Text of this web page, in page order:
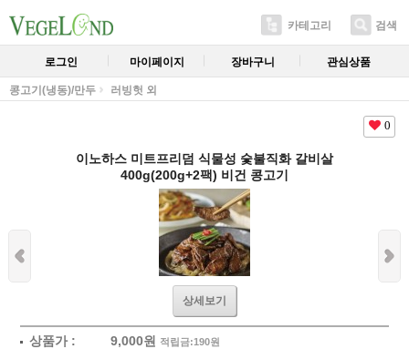
카테고리 검색
로그인 마이페이지 장바구니 관심상품
콩고기(냉동)/만두 러빙헛 외
0
이노하스 미트프리덤 식물성 숯불직화 갈비살
400g(200g+2팩) 비건 콩고기
상세보기
상품가 : 9,000원 적립금:190원